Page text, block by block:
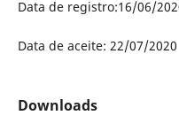
Data de registro:16/06/
Data de aceite: 22/07/2020
Downloads